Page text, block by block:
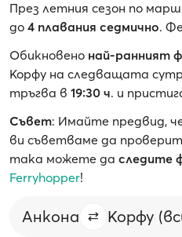
През летния сезон по
до 4 плавания седмично.
Обикновено най-ранният
Корфу на следващата
тръгва в 19:30 ч. и
Съвет: Имайте предвид,
ви съветваме да
така можете да следите
Ferryhopper!
Анкона Корфу